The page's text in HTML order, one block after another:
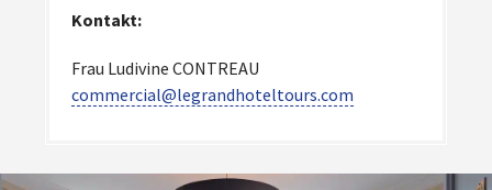
Kontakt:
Frau Ludivine CONTREAU
commercial@legrandhoteltours.com